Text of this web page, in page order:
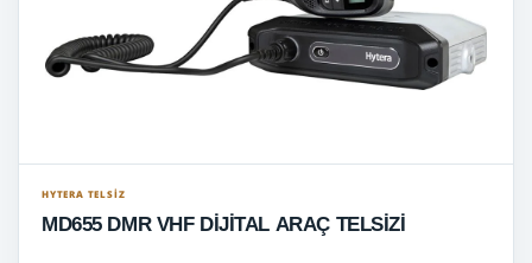
HYTERA TELSIZ
MD655 DMR VHF DİJİTAL ARAÇ TELSİZİ